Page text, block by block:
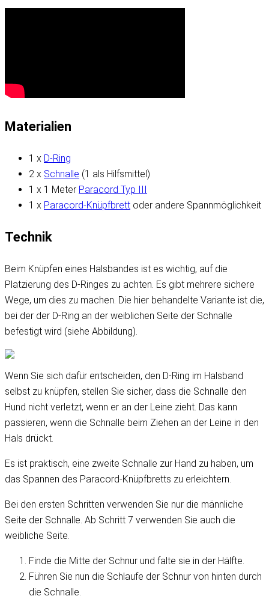
Materialien
1 x D-Ring
2 x Schnalle (1 als Hilfsmittel)
1 x 1 Meter Paracord Typ III
1 x Paracord-Knüpfbrett oder andere Spannmöglichkeit
Technik
Beim Knüpfen eines Halsbandes ist es wichtig, auf die
Platzierung des D-Ringes zu achten. Es gibt mehrere sichere
Wege, um dies zu machen. Die hier behandelte Variante ist die,
bei der der D-Ring an der weiblichen Seite der Schnalle
befestigt wird (siehe Abbildung).
Wenn Sie sich dafür entscheiden, den D-Ring im Halsband
selbst zu knüpfen, stellen Sie sicher, dass die Schnalle den
Hund nicht verletzt, wenn er an der Leine zieht. Das kann
passieren, wenn die Schnalle beim Ziehen an der Leine in den
Hals drückt.
Es ist praktisch, eine zweite Schnalle zur Hand zu haben, um
das Spannen des Paracord-Knüpfbretts zu erleichtern.
Bei den ersten Schritten verwenden Sie nur die männliche
Seite der Schnalle. Ab Schritt 7 verwenden Sie auch die
weibliche Seite.
Finde die Mitte der Schnur und falte sie in der Hälfte.
Führen Sie nun die Schlaufe der Schnur von hinten durch
die Schnalle.